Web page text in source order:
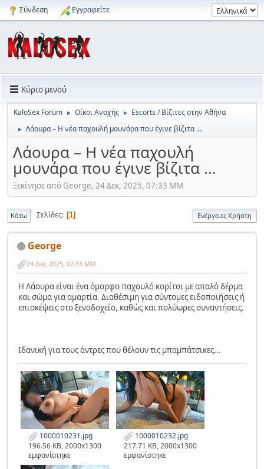
Σύνδεση Εγγραφείτε
Κύριο μενού
KaloSex Forum ► Οίκοι Ανοχής ► Escorts / Βίζιτες στην Αθήνα
► Λάουρα – Η νέα παχουλή μουνάρα που έγινε βίζιτα …
Λάουρα – Η νέα παχουλή
μουνάρα που έγινε βίζιτα …
Ξεκίνησε από George, 24 Δεκ, 2025, 07:33 ΜΜ
Κάτω Σελίδες 1 Ενέργειες Χρήστη
George
24 Δεκ, 2025, 07:33 ΜΜ
Η Λάουρα είναι ένα όμορφο παχουλό κορίτσι με απαλό δέρμα
και σώμα για αμαρτία. Διαθέσιμη για σύντομες ειδοποιήσεις ή
επισκέψεις στο ξενοδοχείο, καθώς και πολύωρες συναντήσεις.
Ιδανική για τους άντρες που θέλουν τις μπαμπάτσικες...
1000010231.jpg
196.56 KB, 2000x1300
εμφανίστηκε
1000010232.jpg
217.71 KB, 2000x1300
εμφανίστηκε